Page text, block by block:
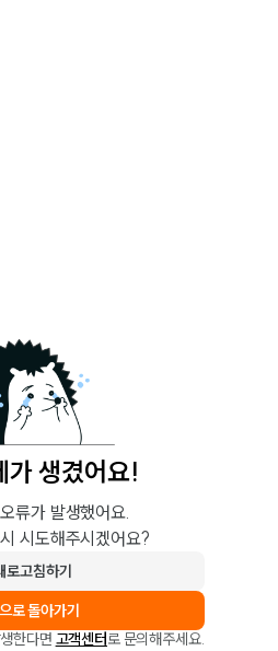
가 생겼어요!
류가 발생했어요.
시도해주시겠어요?
로고침하기
로 돌아가기
한다면 고객센터로 문의해주세요.